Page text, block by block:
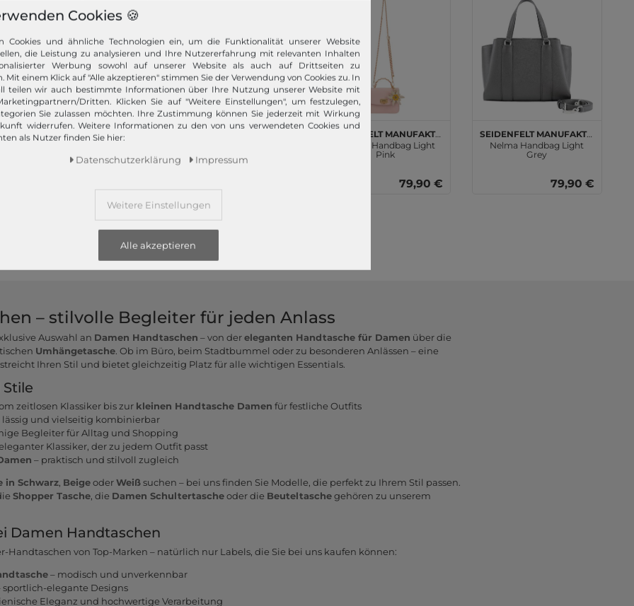
SEIDENFELT MANUFAKTUR
Hamina Handbag Light
Pink
79,90 €
SEIDENFELT MANUFAKTUR
Nelma Handbag Light
Grey
79,90 €
1 2
– stilvolle Begleiter für jeden Anlass
Auswahl an Damen Handtaschen – von dereleganten Handtasche für Damen über die
Umhängetasche . Ob im Büro, beim Stadtbummel oder zu besonderen Anlässen – eine
Ihren Stil und bietet gleichzeitig Platz für alle wichtigen Essentials.
zeitlosen Klassiker bis zur kleinen Handtasche Damen für festliche Outfits
lässig und vielseitig kombinierbar
Begleiter für Alltag und Shopping
Klassiker, der zu jedem Outfit passt
– praktisch und stilvoll zugleich
in Schwarz BeigeoderWeißsuchen – bei uns finden Sie Modelle, die perfekt zu Ihrem Stil passen.
Shopper Tasche , die Damen Schultertascheoder die Beuteltaschegehören zu unserem
Damen Handtaschen
Handtaschen von Top-Marken – natürlich nur Labels, die Sie bei uns kaufen können:
– modisch und unverkennbar
sportlich-elegante Designs
Eleganz und hochwertige Verarbeitung
Cookies 🍪
Cookies und ähnliche Technologien ein, um die Funktionalität unserer Website
die Leistung zu analysieren und Ihre Nutzererfahrung mit relevanten Inhalten
Werbung sowohl auf unserer Website als auch auf Drittseiten zu
Mit einem Klick auf "Alle akzeptieren" stimmen Sie der Verwendung von Cookies zu. In
teilen wir auch bestimmte Informationen über Ihre Nutzung unserer Website mit
Dritten. Klicken Sie auf "Weitere Einstellungen", um festzulegen,
Sie zulassen möchten. Ihre Zustimmung können Sie jederzeit mit Wirkung
widerrufen. Weitere Informationen zu den von uns verwendeten Cookies und
als Nutzer finden Sie hier:
Daten­schutz­erklärung Impressum
Weitere Einstellungen
Alle akzeptieren